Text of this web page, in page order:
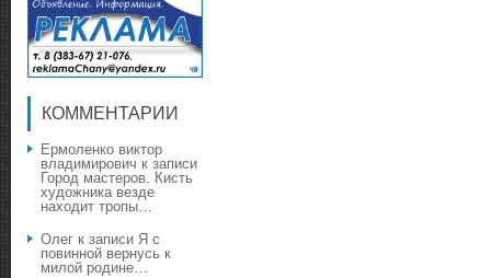
КОММЕНТАРИИ
Ермоленко виктор
владимирович к записи
Город мастеров. Кисть
художника везде
находит тропы…
Олег к записи Я с
повинной вернусь к
милой родине…